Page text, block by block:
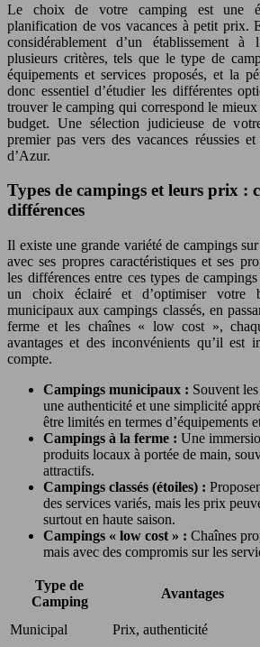
Le choix de votre camping est une
planification de vos vacances à petit prix.
considérablement d’un établissement
plusieurs critères, tels que le type de
équipements et services proposés, et la
donc essentiel d’étudier les différentes
trouver le camping qui correspond le
budget. Une sélection judicieuse de
premier pas vers des vacances réussies
d’Azur.
Types de campings et leurs prix :
différences
Il existe une grande variété de campings
avec ses propres caractéristiques et ses
les différences entre ces types de
un choix éclairé et d’optimiser votre
municipaux aux campings classés, en
ferme et les chaînes « low cost »,
avantages et des inconvénients qu’il est
compte.
Campings municipaux : Souvent
une authenticité et une simplicité
être limités en termes d’équipements
Campings à la ferme : Une
produits locaux à portée de main,
attractifs.
Campings classés (étoiles) :
des services variés, mais les prix
surtout en haute saison.
Campings « low cost » : Chaînes
mais avec des compromis sur les
Type de
Camping
Avantages
Municipal Prix, authenticité